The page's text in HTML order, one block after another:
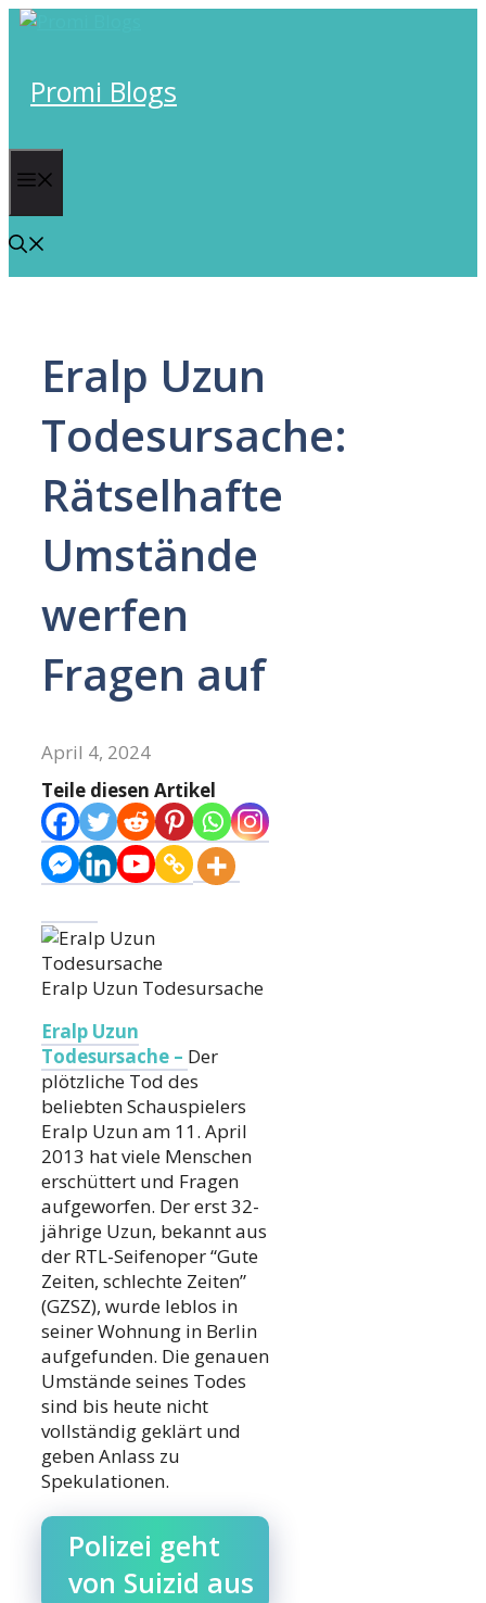
Skip
Promi Blogs
Eralp Uzun
Todesursache:
Rätselhafte
Umstände
werfen
Fragen auf
April 4, 2024
Teile diesen Artikel
Eralp Uzun Todesursache
Eralp Uzun
Todesursache – Der
plötzliche Tod des
beliebten Schauspielers
Eralp Uzun am 11. April
2013 hat viele Menschen
erschüttert und Fragen
aufgeworfen. Der erst 32-
jährige Uzun, bekannt aus
der RTL-Seifenoper “Gute
Zeiten, schlechte Zeiten”
(GZSZ), wurde leblos in
seiner Wohnung in Berlin
aufgefunden. Die genauen
Umstände seines Todes
sind bis heute nicht
vollständig geklärt und
geben Anlass zu
Spekulationen.
Polizei geht
von Suizid aus